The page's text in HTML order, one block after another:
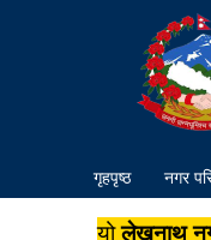
गृहपृष्ठ नगर
योलेखनाथ